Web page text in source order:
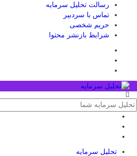
رسالت تحلیل سرمایه
تماس با سردبیر
حریم شخصی
شرایط بازنشر محتوا
تحلیل‌ سرمایه